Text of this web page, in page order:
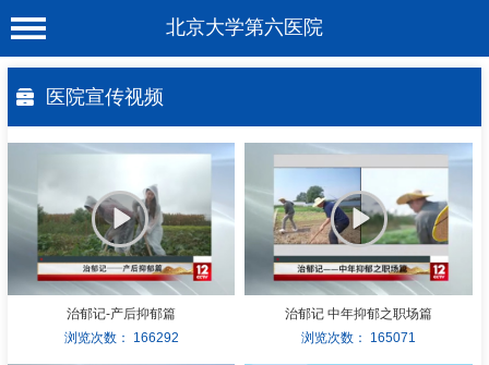
北京大学第六医院
医院概况
工作动态
科室介绍
专家介绍
医院宣传视频
治郁记-产后抑郁篇
浏览次数：
166292
治郁记 中年抑郁之职场篇
浏览次数： 165071